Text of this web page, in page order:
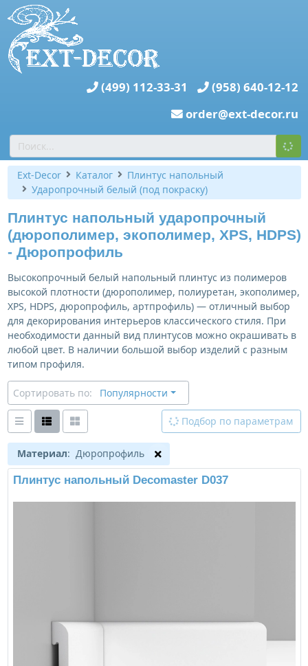
(499) 112-33-31
(958) 640-12-12
order@ext-decor.ru
Ext-Decor Каталог
Плинтус напольный
Ударопрочный белый (под покраску)
Плинтус напольный ударопрочный
(дюрополимер, экополимер, XPS, HDPS)
- Дюропрофиль
Высокопрочный белый напольный плинтус из полимеров
высокой плотности (дюрополимер, полиуретан, экополимер,
XPS, HDPS, дюропрофиль, артпрофиль) — отличный выбор
для декорирования интерьеров классического стиля. При
необходимости данный вид плинтусов можно окрашивать в
любой цвет. В наличии большой выбор изделий с разным
типом профиля.
Сортировать по: Популярности
Подбор по параметрам
Материал: Дюропрофиль
Плинтус напольный Decomaster D037